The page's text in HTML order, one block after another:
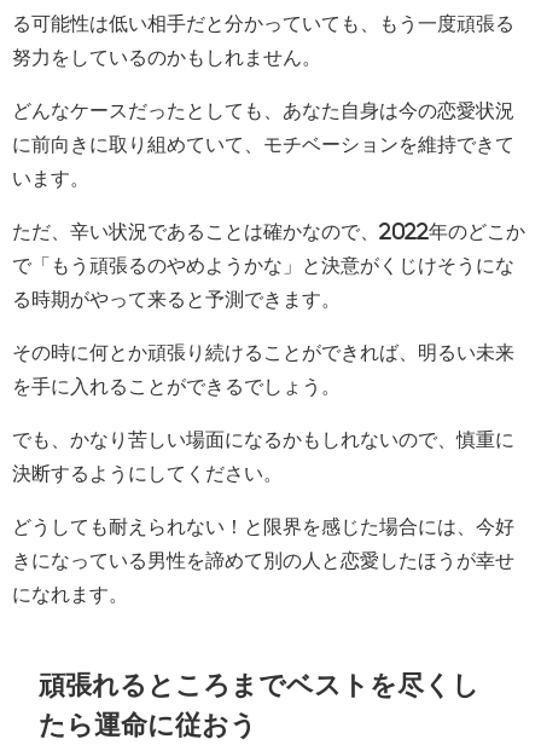
る可能性は低い相手だと分かっていても、もう一度頑張る
努力をしているのかもしれません。
どんなケースだったとしても、あなた自身は今の恋愛状況
に前向きに取り組めていて、モチベーションを維持できて
います。
ただ、辛い状況であることは確かなので、2022年のどこか
で「もう頑張るのやめようかな」と決意がくじけそうにな
る時期がやって来ると予測できます。
その時に何とか頑張り続けることができれば、明るい未来
を手に入れることができるでしょう。
でも、かなり苦しい場面になるかもしれないので、慎重に
決断するようにしてください。
どうしても耐えられない！と限界を感じた場合には、今好
きになっている男性を諦めて別の人と恋愛したほうが幸せ
になれます。
頑張れるところまでベストを尽くし
たら運命に従おう